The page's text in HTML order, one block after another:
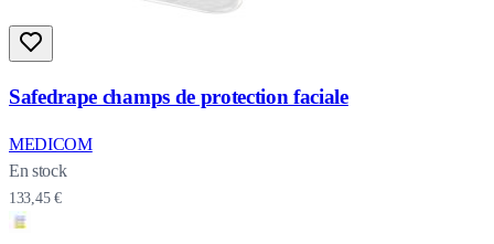
Safedrape champs de protection faciale
MEDICOM
En stock
133,45 €